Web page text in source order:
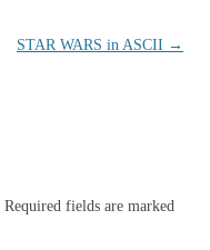
STAR WARS in ASCII →
Required fields are marked